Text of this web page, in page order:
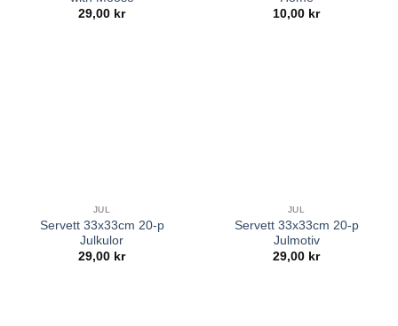
29,00 kr
10,00 kr
JUL
Servett 33x33cm 20-p
Julkulor
29,00 kr
JUL
Servett 33x33cm 20-p
Julmotiv
29,00 kr